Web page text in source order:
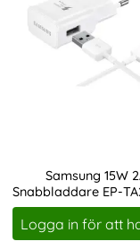
Samsung 15W
Snabbladdare EP-
inkl. 150 cm USB-C
Art. nr 13868
Logga in för att